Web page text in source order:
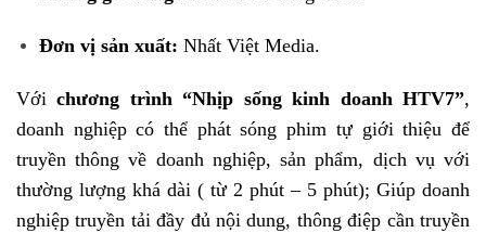
Đơn vị sản xuất: Nhất Việt Media.
Vớichương trình “Nhịp sống kinh doanh HTV7”,
doanh nghiệp có thể phát sóng phim tự giới thiệu để
truyền thông về doanh nghiệp, sản phẩm, dịch vụ với
thường lượng khá dài ( từ 2 phút – 5 phút); Giúp doanh
nghiệp truyền tải đầy đủ nội dung, thông điệp cần truyền